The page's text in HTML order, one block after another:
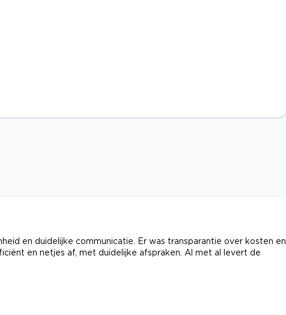
en duidelijke communicatie. Er was transparantie over kosten en
en netjes af, met duidelijke afspraken. Al met al levert de